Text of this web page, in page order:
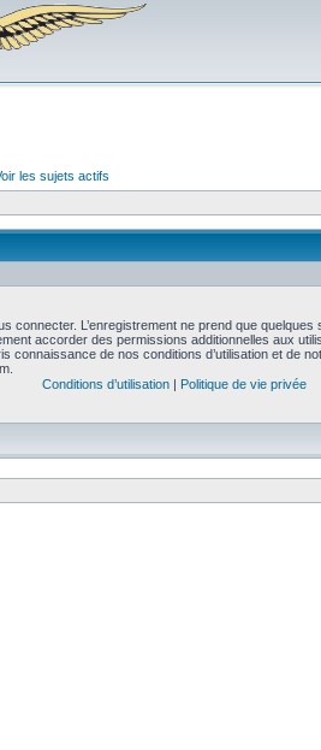
les sujets actifs
connecter. L’enregistrement ne prend que quelques
accorder des permissions additionnelles aux
connaissance de nos conditions d’utilisation et de
Conditions d’utilisation| Politique de vie privée